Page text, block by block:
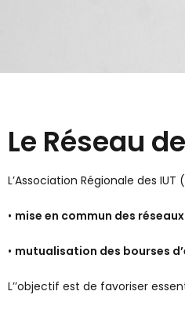
Le Réseau
L’Association Régionale des
• mise en commun des réseaux
• mutualisation des bourses
L’’objectif est de favoriser